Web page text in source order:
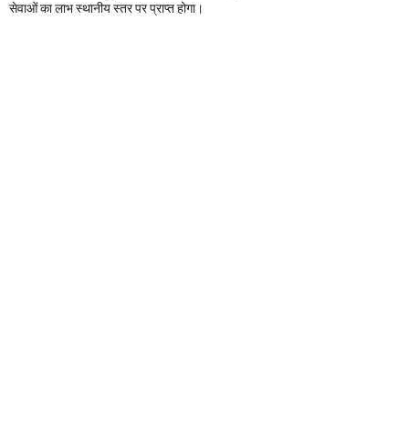
सेवाओं का लाभ स्थानीय स्तर पर प्राप्त होगा।